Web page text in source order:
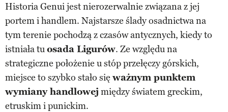
Historia Genui jest nierozerwalnie związana z jej
portem i handlem. Najstarsze ślady osadnictwa na
tym terenie pochodzą z czasów antycznych, kiedy to
istniała tuosada Ligurów. Ze względu na
strategiczne położenie u stóp przełęczy górskich,
miejsce to szybko stało się ważnym punktem
wymiany handlowej między światem greckim,
etruskim i punickim.